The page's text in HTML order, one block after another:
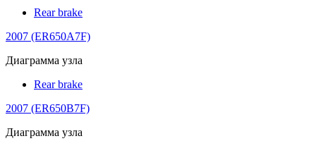
Rear brake
2007 (ER650A7F)
Диаграмма узла
Rear brake
2007 (ER650B7F)
Диаграмма узла